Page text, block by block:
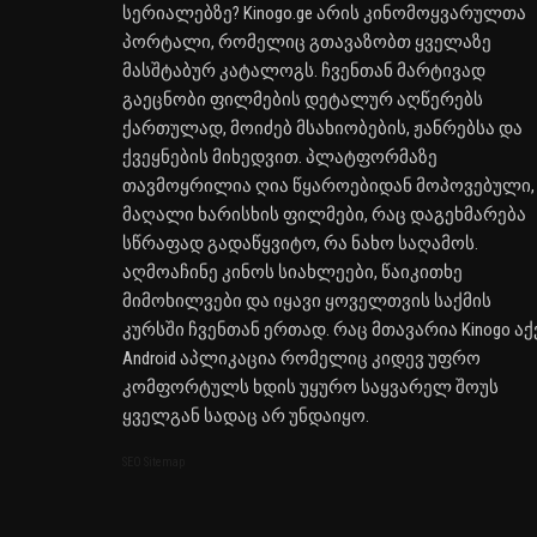
სერიალებზე? Kinogo.ge არის კინომოყვარულთა
პორტალი, რომელიც გთავაზობთ ყველაზე
მასშტაბურ კატალოგს. ჩვენთან მარტივად
გაეცნობი ფილმების დეტალურ აღწერებს
ქართულად, მოიძებ მსახიობების, ჟანრებსა და
ქვეყნების მიხედვით. პლატფორმაზე
თავმოყრილია ღია წყაროებიდან მოპოვებული,
მაღალი ხარისხის ფილმები, რაც დაგეხმარება
სწრაფად გადაწყვიტო, რა ნახო საღამოს.
აღმოაჩინე კინოს სიახლეები, წაიკითხე
მიმოხილვები და იყავი ყოველთვის საქმის
კურსში ჩვენთან ერთად. რაც მთავარია Kinogo
Android აპლიკაცია რომელიც კიდევ უფრო
კომფორტულს ხდის უყურო საყვარელ შოუს
ყველგან სადაც არ უნდაიყო.